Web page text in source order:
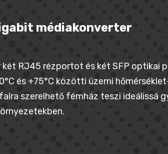
médiakonverter
RJ45 rézportot és két SFP optikai
és +75°C közötti üzemi
szerelhető fémház teszi ideálissá